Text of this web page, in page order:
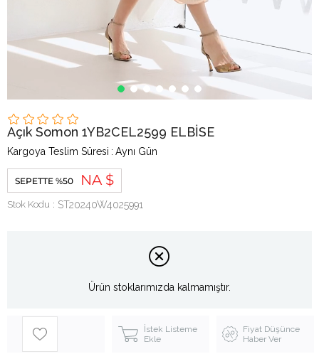
Açık Somon 1YB2CEL2599 ELBİSE
Kargoya Teslim Süresi : Aynı Gün
SEPETTE %50 NA $
Stok Kodu ST20240W4025991
Ürün stoklarımızda kalmamıştır.
İstek Listeme
Ekle
Fiyat Düşünce
Haber Ver